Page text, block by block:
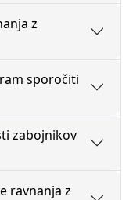
z
sporočiti
zabojnikov
ravnanja z